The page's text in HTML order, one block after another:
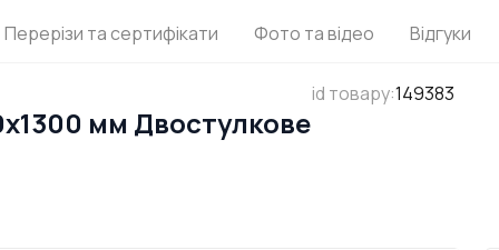
Перерізи та сертифікати Фото та відео Відгуки
id товару:149383
мм Двостулкове